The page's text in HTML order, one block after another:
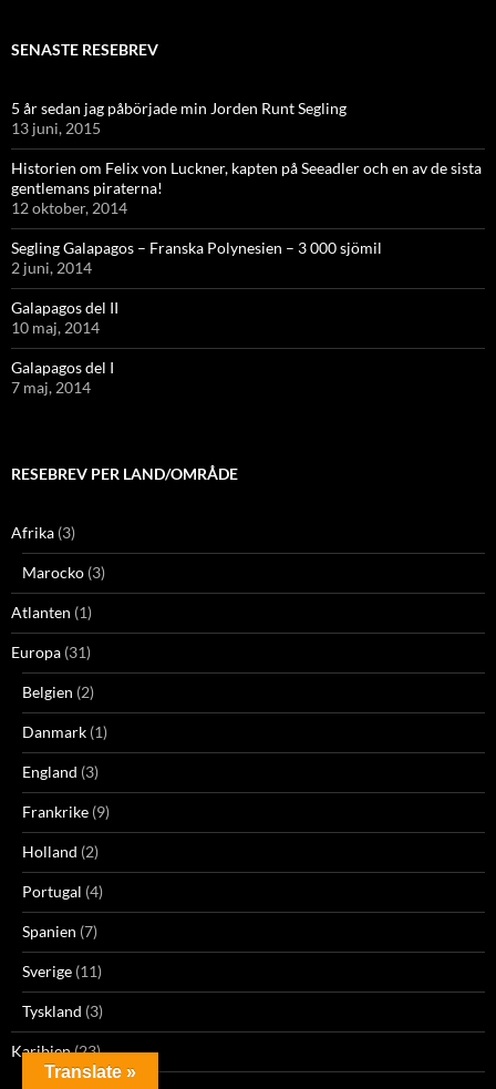
SENASTE RESEBREV
5 år sedan jag påbörjade min Jorden Runt Segling
13 juni, 2015
Historien om Felix von Luckner, kapten på Seeadler och en av de sista
gentlemans piraterna!
12 oktober, 2014
Segling Galapagos – Franska Polynesien – 3 000 sjömil
2 juni, 2014
Galapagos del II
10 maj, 2014
Galapagos del I
7 maj, 2014
RESEBREV PER LAND/OMRÅDE
Afrika (3)
Marocko (3)
Atlanten (1)
Europa (31)
Belgien (2)
Danmark (1)
England (3)
Frankrike (9)
Holland (2)
Portugal (4)
Spanien (7)
Sverige (11)
Tyskland (3)
Karibien(23)
Translate »